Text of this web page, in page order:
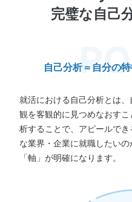
完璧な自己
自己分析＝自分の
就活における自己分析とは
観を客観的に見つめなおす
析することで、アピールで
な業界・企業に就職したい
「軸」が明確になります。